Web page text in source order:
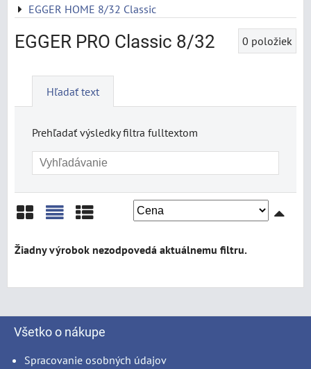
EGGER HOME 8/32 Classic
EGGER PRO Classic 8/32 0 položiek
Hľadať text
Prehľadať výsledky filtra fulltextom
Mriežka
Všetko o nákupe
Spracovanie osobných údajov